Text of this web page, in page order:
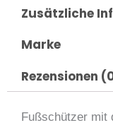
Zusätzliche
Marke
Rezensionen
Fußschützer mit